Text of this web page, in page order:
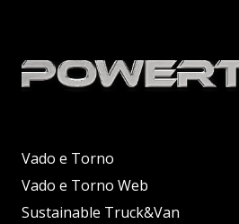
Vado e Torno
Vado e Torno Web
Sustainable Truck&Van